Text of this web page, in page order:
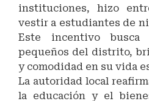
instituciones, hizo
vestir a estudiantes de
Este incentivo
pequeños del distrito,
y comodidad en su vida
La autoridad local
la educación y el